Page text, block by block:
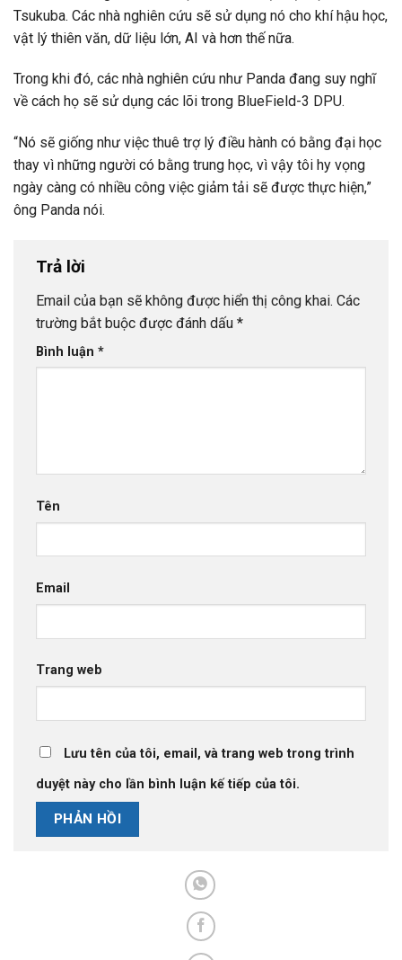
Tsukuba. Các nhà nghiên cứu sẽ sử dụng nó cho khí hậu học,
vật lý thiên văn, dữ liệu lớn, AI và hơn thế nữa.
Trong khi đó, các nhà nghiên cứu như Panda đang suy nghĩ
về cách họ sẽ sử dụng các lõi trong BlueField-3 DPU.
“Nó sẽ giống như việc thuê trợ lý điều hành có bằng đại học
thay vì những người có bằng trung học, vì vậy tôi hy vọng
ngày càng có nhiều công việc giảm tải sẽ được thực hiện,”
ông Panda nói.
Trả lời
Email của bạn sẽ không được hiển thị công khai. Các
trường bắt buộc được đánh dấu *
Bình luận *
Tên
Email
Trang web
Lưu tên của tôi, email, và trang web trong trình
duyệt này cho lần bình luận kế tiếp của tôi.